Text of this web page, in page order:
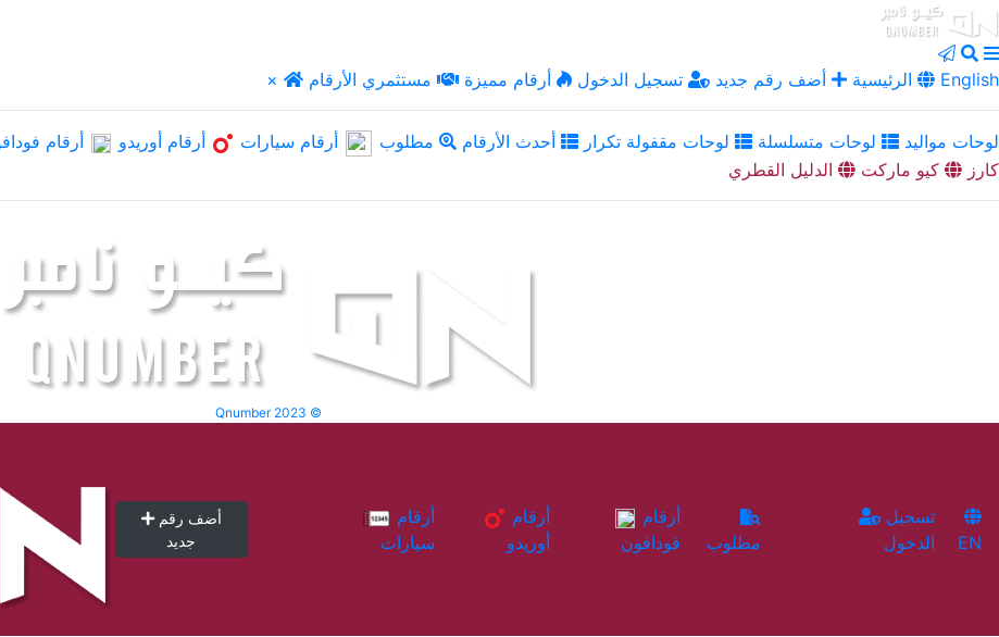
× الرئيسية أضف رقم جديد تسجيل الدخول أرقام مميزة مستثمري الأرقام English
لوحات مواليد لوحات متسلسلة لوحات مقفولة تكرار أحدث الأرقام مطلوب أرقام سيارات أرقام أوريدو أرقام
كارز
كيو ماركت الدليل القطري
Qnumber 2023 ©
أضف رقم
جديد
سيارات
أوريدو
فودافون
مطلوب
الدخول
EN